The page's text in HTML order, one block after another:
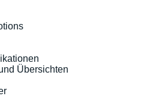
Übersichten